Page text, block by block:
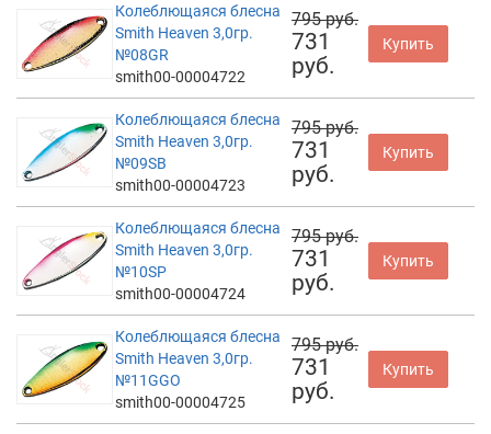
Колеблющаяся блесна
Smith Heaven 3,0гр.
№08GR
smith00-00004722
795 руб.
731
руб.
Купить
Колеблющаяся блесна
Smith Heaven 3,0гр.
№09SB
smith00-00004723
795 руб.
731
руб.
Купить
Колеблющаяся блесна
Smith Heaven 3,0гр.
№10SP
smith00-00004724
795 руб.
731
руб.
Купить
Колеблющаяся блесна
Smith Heaven 3,0гр.
№11GGO
smith00-00004725
795 руб.
731
руб.
Купить